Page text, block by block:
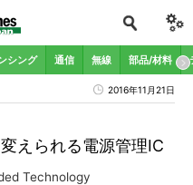
シング 通信 無線 部品/材料
2016年11月21日
えられる電源管理IC
Technology